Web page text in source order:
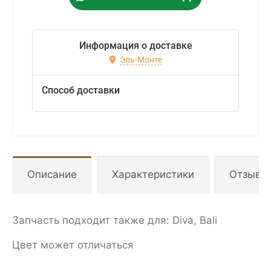
Информация о доставке
Эль-Монте
Способ доставки
Описание Характеристики
Запчасть подходит также для: Diva, Bali
Цвет может отличаться